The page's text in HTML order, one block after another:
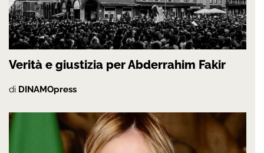
Verità e giustizia per Abderrahim Fakir
di DINAMOpress